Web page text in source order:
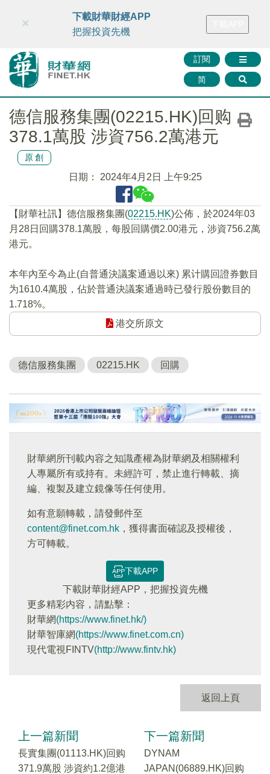
財華智庫網 FINTV FINMETA 財華證券 媒體矩陣
訂閱
简
×
下載財華財經APP
把握投資先機
德信服務集團(02215.HK)回购
378.1萬股 涉資756.2萬港元
原創
日期： 2024年4月2日 上午9:25
【財華社訊】德信服務集團(02215.HK)公佈，於2024年03
月28日回購378.1萬股，每股回購價2.00港元，涉資756.2萬
港元。
本年內至今為止(自普通決議案通過以來) 累计購回證券數目
为1610.4萬股，佔於普通決議案通過時已發行股份數目的
1.718%。
港交所原文
德信服務集團 02215.HK 回購
財華網所刊載內容之知識產權為財華網及相關權利
人專屬所有或持有。未經許可，禁止進行轉載、摘
編、複製及建立鏡像等任何使用。
如有意願轉載，請發郵件至
content@finet.com.hk ，獲得書面確認及授權後，
方可轉載。
下載APP
下載財華財經APP，把握投資先機
更多精彩内容，請點擊：
財華網(https://www.finet.hk/)
財華智庫網(https://www.finet.com.cn)
現代電視FINTV(http://www.fintv.hk)
返回上頁
上一篇新聞
長實集團(01113.HK)回购
371.9萬股 涉資約1.2億港
下一篇新聞
DYNAM
JAPAN(06889.HK)回购